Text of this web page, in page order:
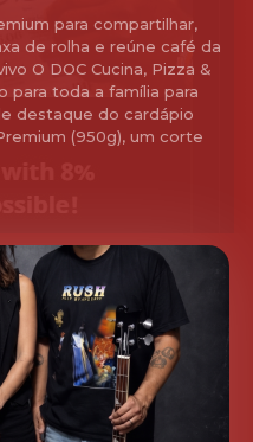
para compartilhar,
de rolha e reúne café da
&
para toda a família para
destaque do cardápio
(950g), um corte